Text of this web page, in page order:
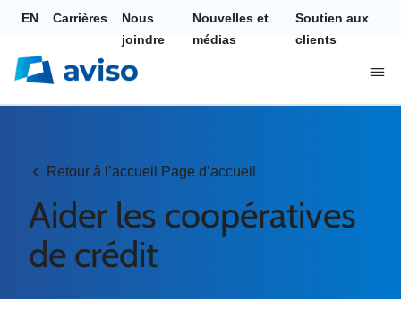
EN Carrières
Nous
joindre
Nouvelles et
médias
Soutien aux
clients
Retour à l’accueil Page d’accueil
Aider les coopératives
de crédit